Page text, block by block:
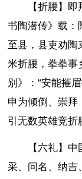
【折腰】
书陶潜传》载：
至县，县吏劝陶
米折腰，拳拳事
别》：“安能摧
申为倾倒、崇拜
引无数英雄竞折
【六礼】
采、问名、纳吉